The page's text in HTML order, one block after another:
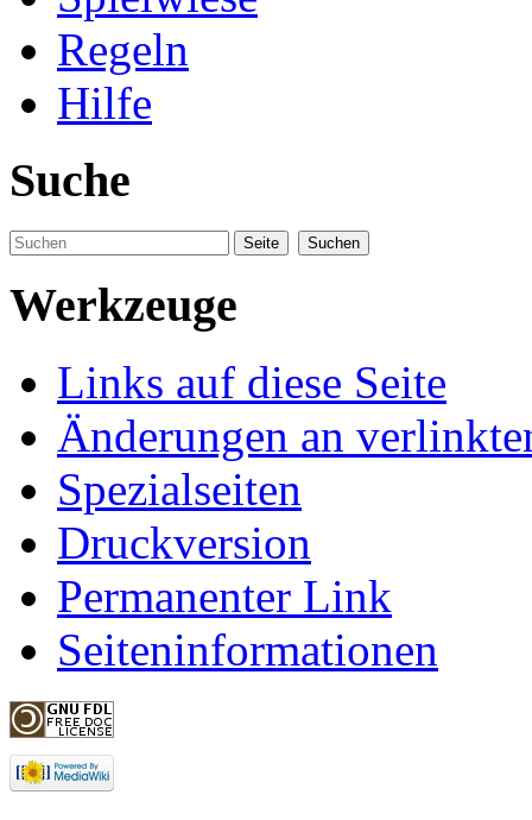
Regeln
Hilfe
Suche
Werkzeuge
Links auf diese Seite
Änderungen an
Spezialseiten
Druckversion
Permanenter Link
Seiteninformationen